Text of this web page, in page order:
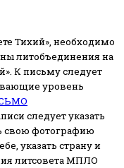
Тихий», необходимо
литобъединения на
К письму следует
уровень
следует указать
свою фотографию
указать страну и
литсовета МПЛО